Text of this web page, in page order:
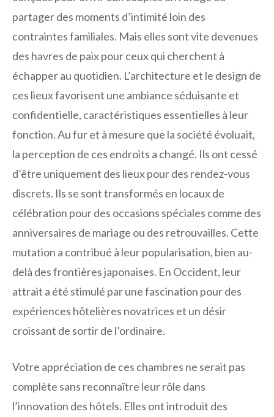
partager des moments d’intimité loin des
contraintes familiales. Mais elles sont vite devenues
des havres de paix pour ceux qui cherchent à
échapper au quotidien. L’architecture et le design de
ces lieux favorisent une ambiance séduisante et
confidentielle, caractéristiques essentielles à leur
fonction. Au fur et à mesure que la société évoluait,
la perception de ces endroits a changé. Ils ont cessé
d’être uniquement des lieux pour des rendez-vous
discrets. Ils se sont transformés en locaux de
célébration pour des occasions spéciales comme des
anniversaires de mariage ou des retrouvailles. Cette
mutation a contribué à leur popularisation, bien au-
delà des frontières japonaises. En Occident, leur
attrait a été stimulé par une fascination pour des
expériences hôtelières novatrices et un désir
croissant de sortir de l’ordinaire.
Votre appréciation de ces chambres ne serait pas
complète sans reconnaître leur rôle dans
l’innovation des hôtels. Elles ont introduit des